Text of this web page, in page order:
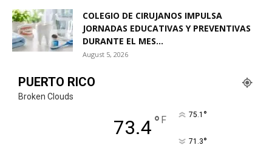
COLEGIO DE CIRUJANOS IMPULSA
JORNADAS EDUCATIVAS Y PREVENTIVAS
DURANTE EL MES...
August 5, 2026
PUERTO RICO
Broken Clouds
73.4° F 75.1 °
71.3°